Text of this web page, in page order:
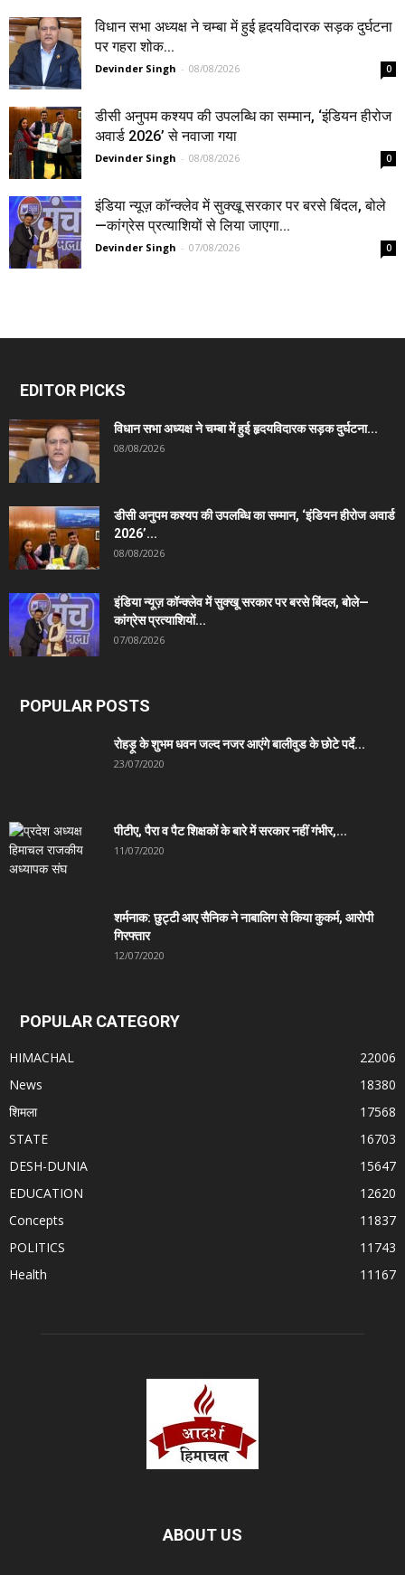
विधान सभा अध्यक्ष ने चम्बा में हुई हृदयविदारक सड़क दुर्घटना
पर गहरा शोक...
Devinder Singh - 08/08/2026 0
डीसी अनुपम कश्यप की उपलब्धि का सम्मान, ‘इंडियन हीरोज
अवार्ड 2026’ से नवाजा गया
Devinder Singh - 08/08/2026 0
इंडिया न्यूज़ कॉन्क्लेव में सुक्खू सरकार पर बरसे बिंदल, बोले
—कांग्रेस प्रत्याशियों से लिया जाएगा...
Devinder Singh - 07/08/2026 0
EDITOR PICKS
विधान सभा अध्यक्ष ने चम्बा में हुई हृदयविदारक सड़क दुर्घटना...
08/08/2026
डीसी अनुपम कश्यप की उपलब्धि का सम्मान, ‘इंडियन हीरोज अवार्ड
2026’...
08/08/2026
इंडिया न्यूज़ कॉन्क्लेव में सुक्खू सरकार पर बरसे बिंदल, बोले—
कांग्रेस प्रत्याशियों...
07/08/2026
POPULAR POSTS
रोहड़ू के शुभम धवन जल्द नजर आएंगे बालीवुड के छोटे पर्दे...
23/07/2020
पीटीए, पैरा व पैट शिक्षकों के बारे में सरकार नहीं गंभीर,...
11/07/2020
शर्मनाक: छुट्टी आए सैनिक ने नाबालिग से किया कुकर्म, आरोपी
गिरफ्तार
12/07/2020
POPULAR CATEGORY
HIMACHAL
22006
News
18380
शिमला
17568
STATE
16703
DESH-DUNIA
15647
EDUCATION
12620
Concepts
11837
POLITICS
11743
Health
11167
ABOUT US